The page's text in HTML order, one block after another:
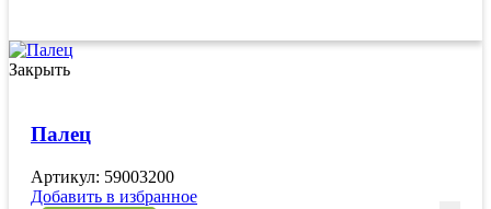
Закрыть
Палец
Артикул: 59003200
Добавить в избранное